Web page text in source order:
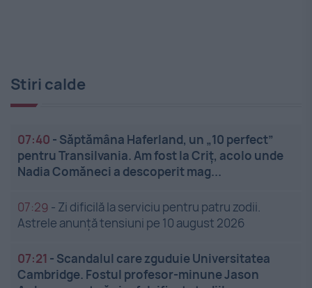
Stiri calde
07:40 - Săptămâna Haferland, un „10 perfect”
pentru Transilvania. Am fost la Criț, acolo unde
Nadia Comăneci a descoperit mag...
07:29 - Zi dificilă la serviciu pentru patru zodii.
Astrele anunță tensiuni pe 10 august 2026
07:21 - Scandalul care zguduie Universitatea
Cambridge. Fostul profesor-minune Jason